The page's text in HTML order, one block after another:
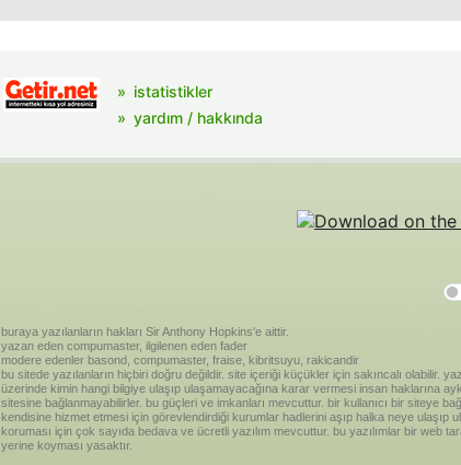
istatistikler
yardım / hakkında
buraya yazılanların hakları Sir Anthony Hopkins'e aittir.
yazan eden compumaster, ilgilenen eden fader
modere edenler basond, compumaster, fraise, kibritsuyu, rakicandir
bu sitede yazılanların hiçbiri doğru değildir. site içeriği küçükler için sakıncalı olabilir.
üzerinde kimin hangi bilgiye ulaşıp ulaşamayacağına karar vermesi insan haklarına
sitesine bağlanmayabilirler. bu güçleri ve imkanları mevcuttur. bir kullanıcı bir siteye
kendisine hizmet etmesi için görevlendirdiği kurumlar hadlerini aşıp halka neye ulaşıp
koruması için çok sayıda bedava ve ücretli yazılım mevcuttur. bu yazılımlar bir web
yerine koyması yasaktır.